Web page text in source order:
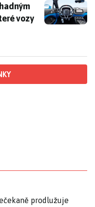
tlačítkem: K
vozy
prodlužuje